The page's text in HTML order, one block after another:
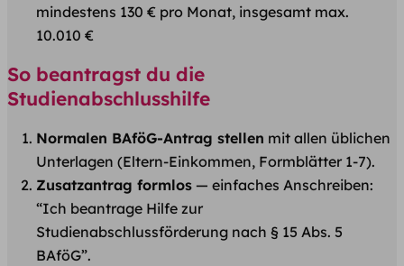
mindestens 130 € pro Monat, insgesamt max.
10.010 €
So beantragst du die
Studienabschlusshilfe
Normalen BAföG-Antrag stellen mit allen üblichen
Unterlagen (Eltern-Einkommen, Formblätter 1-7).
Zusatzantrag formlos — einfaches Anschreiben:
“Ich beantrage Hilfe zur
Studienabschlussförderung nach § 15 Abs. 5
BAföG”.